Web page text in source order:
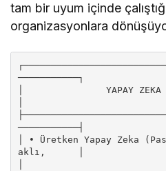
tam bir uyum içinde
organizasyonlara
───────────┐
│               YAPAY ZEKA
───────────┤
│ • Üretken Yapay Zeka
aklı,      │
│